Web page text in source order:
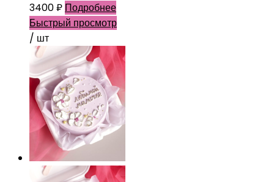
3400₽ Подробнее
Быстрый просмотр
/ шт